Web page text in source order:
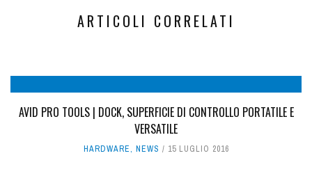
ARTICOLI CORRELATI
AVID PRO TOOLS | DOCK, SUPERFICIE DI CONTROLLO PORTATILE E
VERSATILE
HARDWARE, NEWS 15 LUGLIO 2016